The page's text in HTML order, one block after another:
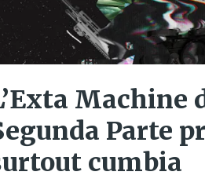
Machine
Parte
cumbia